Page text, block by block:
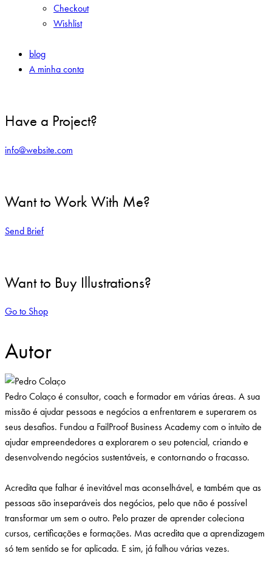
Checkout
Wishlist
blog
A minha conta
Have a Project?
info@website.com
Want to Work With Me?
Send Brief
Want to Buy Illustrations?
Go to Shop
Autor
Pedro Colaço é consultor, coach e formador em várias áreas. A sua
missão é ajudar pessoas e negócios a enfrentarem e superarem os
seus desafios. Fundou a FailProof Business Academy com o intuito de
ajudar empreendedores a explorarem o seu potencial, criando e
desenvolvendo negócios sustentáveis, e contornando o fracasso.
Acredita que falhar é inevitável mas aconselhável, e também que as
pessoas são inseparáveis dos negócios, pelo que não é possível
transformar um sem o outro. Pelo prazer de aprender coleciona
cursos, certificações e formações. Mas acredita que a aprendizagem
só tem sentido se for aplicada. E sim, já falhou várias vezes.